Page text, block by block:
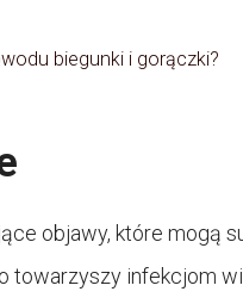
biegunki i gorączki?
objawy, które mogą
towarzyszy infekcjom